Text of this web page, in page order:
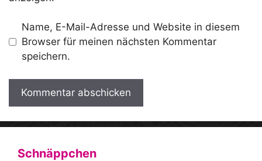
Name, E-Mail-Adresse und Website in diesem
Browser für meinen nächsten Kommentar
speichern.
A
Schnäppchen